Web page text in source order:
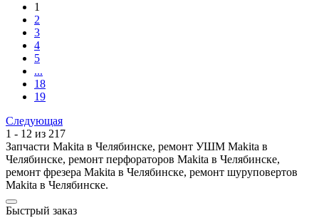
1
2
3
4
5
...
18
19
Следующая
1 - 12 из 217
Запчасти Makita в Челябинске, ремонт УШМ Makita в
Челябинске, ремонт перфораторов Makita в Челябинске,
ремонт фрезера Makita в Челябинске, ремонт шуруповертов
Makita в Челябинске.
Быстрый заказ